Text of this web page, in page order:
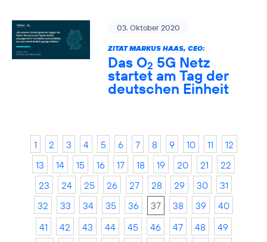
03. Oktober 2020
ZITAT MARKUS HAAS, CEO:
Das O2 5G Netz
startet am Tag der
deutschen Einheit
1 2 3 4 5 6 7 8 9 10 11
12
13
14 15 16 17 18 19 20 21
22
23
24 25 26 27 28 29 30
31
32
33 34 35 36 37 38 39
40
41
42 43 44 45 46 47 48
49